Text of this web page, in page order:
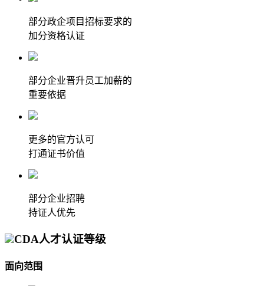
部分政企项目招标要求的
加分资格认证
部分企业晋升员工加薪的
重要依据
更多的官方认可
打通证书价值
部分企业招聘
持证人优先
CDA人才认证等级
面向范围